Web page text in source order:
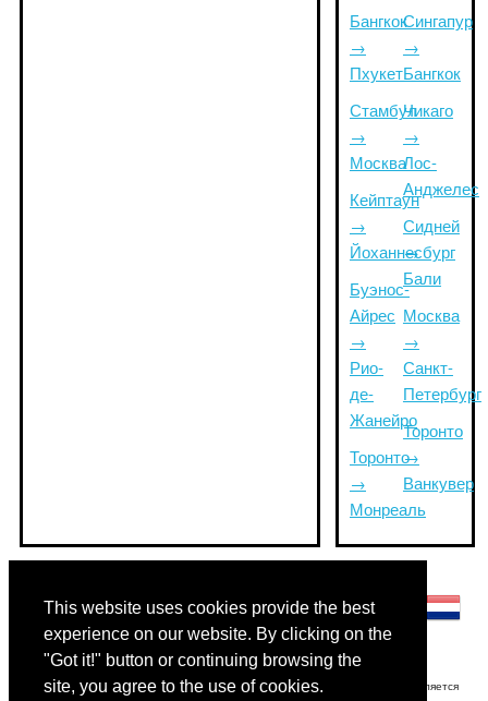
This website uses cookies provide the best
experience on our website. By clicking on the
"Got it!" button or continuing browsing the
site, you agree to the use of cookies.
Бангкок
→
Пхукет
Стамбул
→
Москва
Кейптаун
→
Йоханнесбург
Буэнос-
Айрес
→
Рио-
де-
Жанейро
Торонто
→
Монреаль
Сингапур
→
Бангкок
Чикаго
→
Лос-
Анджелес
Сидней
→
Бали
Москва
→
Санкт-
Петербург
Торонто
→
Ванкувер
Отказ от ответственности: Информация, отображаемая на этом сайте, является